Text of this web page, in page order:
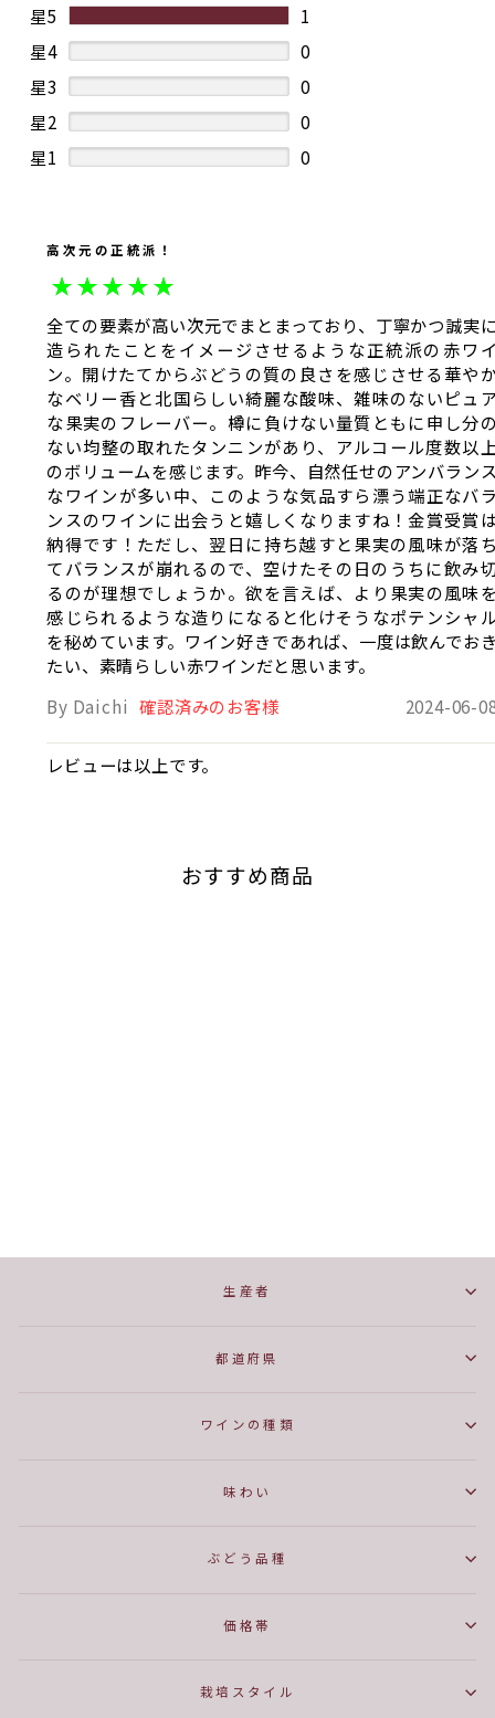
星5
1
星4
0
星3
0
星2
0
星1
0
高次元の正統派！
全ての要素が高い次元でまとまっており、丁寧かつ誠実
造られたことをイメージさせるような正統派の赤ワ
ン。開けたてからぶどうの質の良さを感じさせる華や
なベリー香と北国らしい綺麗な酸味、雑味のないピュ
な果実のフレーバー。樽に負けない量質ともに申し分
ない均整の取れたタンニンがあり、アルコール度数以
のボリュームを感じます。昨今、自然任せのアンバラン
なワインが多い中、このような気品すら漂う端正なバ
ンスのワインに出会うと嬉しくなりますね！金賞受賞
納得です！ただし、翌日に持ち越すと果実の風味が落
てバランスが崩れるので、空けたその日のうちに飲み
るのが理想でしょうか。欲を言えば、より果実の風味
感じられるような造りになると化けそうなポテンシャ
を秘めています。ワイン好きであれば、一度は飲んでお
たい、素晴らしい赤ワインだと思います。
By Daichi 確認済みのお客様 2024-06-
レビューは以上です。
おすすめ商品
生産者
都道府県
ワインの種類
味わい
ぶどう品種
価格帯
栽培スタイル